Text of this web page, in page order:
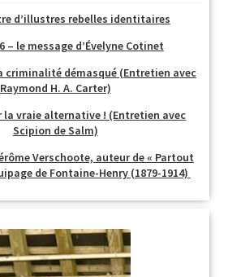
d’illustres rebelles identitaires
– le message d’Évelyne Cotinet
criminalité démasqué (Entretien avec
Raymond H. A. Carter)
vraie alternative ! (Entretien avec
Scipion de Salm)
Verschoote, auteur de « Partout
de Fontaine-Henry (1879-1914)